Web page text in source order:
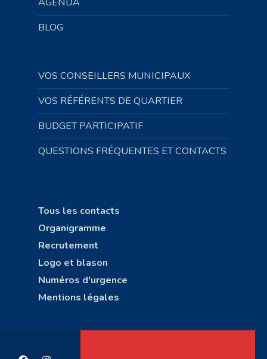
BLOG
VOS CONSEILLERS MUNICIPAUX
VOS RÉFÉRENTS DE QUARTIER
BUDGET PARTICIPATIF
QUESTIONS FRÉQUENTES ET CONTACTS
Tous les contacts
Organigramme
Recrutement
Logo et blason
Numéros d'urgence
Mentions légales